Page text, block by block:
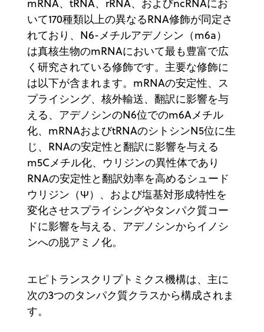
mRNA、tRNA、rRNA、およびncRNAにお
いて170種類以上の異なるRNA修飾が同定さ
れており、N6-メチルアデノシン（m6a）
は真核生物のmRNAにおいて最も豊富で広
く研究されている修飾です。主要な修飾に
は以下が含まれます。mRNAの安定性、ス
プライシング、核外輸送、翻訳に影響を与
える、アデノシンのN6位でのm6Aメチル
化、mRNAおよびtRNAのシトシンN5位に生
じ、RNAの安定性と翻訳に影響を与える
m5Cメチル化、ウリジンの異性体であり
RNAの安定性と翻訳効率を高めるシュード
ウリジン（Ψ）、および塩基対形成特性を
変化させスプライシングやタンパク質コー
ドに影響を与える、アデノシンからイノシ
ンへの脱アミノ化。
エピトランスクリプトミクス機構は、主に
次の3つのタンパク質クラスから構成されま
す。